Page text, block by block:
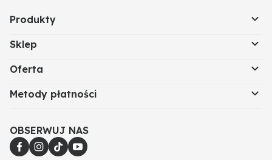
Produkty
Sklep
Oferta
Metody płatności
OBSERWUJ NAS